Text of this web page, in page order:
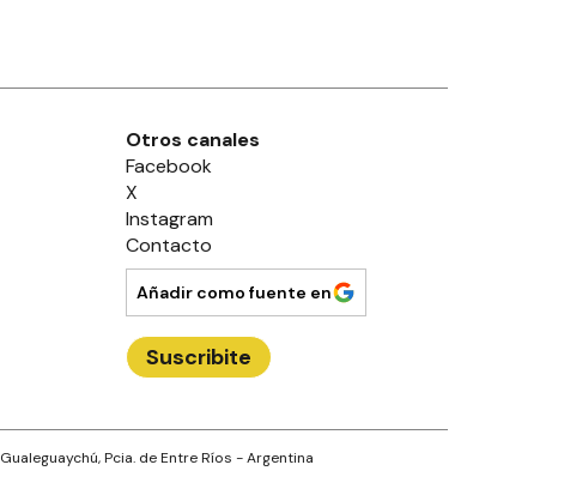
Otros canales
Facebook
X
Instagram
Contacto
Añadir como fuente en
Suscribite
Gualeguaychú, Pcia. de Entre Ríos - Argentina